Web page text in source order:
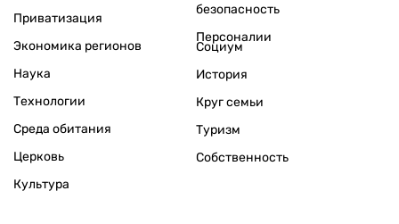
Приватизация
Экономика регионов
безопасность
Персоналии
Наука
Технологии
Среда обитания
Церковь
Культура
Социум
История
Круг семьи
Туризм
Собственность